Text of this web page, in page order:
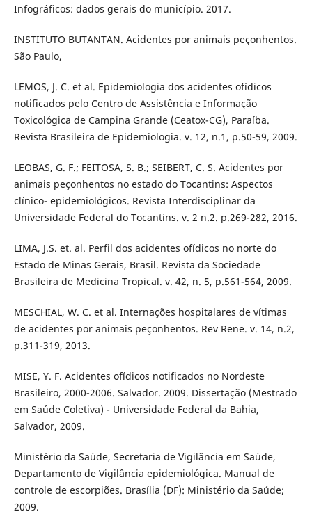
Infográficos: dados gerais do município. 2017.
INSTITUTO BUTANTAN. Acidentes por animais peçonhentos.
São Paulo,
LEMOS, J. C. et al. Epidemiologia dos acidentes ofídicos
notificados pelo Centro de Assistência e Informação
Toxicológica de Campina Grande (Ceatox-CG), Paraíba.
Revista Brasileira de Epidemiologia. v. 12, n.1, p.50-59, 2009.
LEOBAS, G. F.; FEITOSA, S. B.; SEIBERT, C. S. Acidentes por
animais peçonhentos no estado do Tocantins: Aspectos
clínico- epidemiológicos. Revista Interdisciplinar da
Universidade Federal do Tocantins. v. 2 n.2. p.269-282, 2016.
LIMA, J.S. et. al. Perfil dos acidentes ofídicos no norte do
Estado de Minas Gerais, Brasil. Revista da Sociedade
Brasileira de Medicina Tropical. v. 42, n. 5, p.561-564, 2009.
MESCHIAL, W. C. et al. Internações hospitalares de vítimas
de acidentes por animais peçonhentos. Rev Rene. v. 14, n.2,
p.311-319, 2013.
MISE, Y. F. Acidentes ofídicos notificados no Nordeste
Brasileiro, 2000-2006. Salvador. 2009. Dissertação (Mestrado
em Saúde Coletiva) - Universidade Federal da Bahia,
Salvador, 2009.
Ministério da Saúde, Secretaria de Vigilância em Saúde,
Departamento de Vigilância epidemiológica. Manual de
controle de escorpiões. Brasília (DF): Ministério da Saúde;
2009.